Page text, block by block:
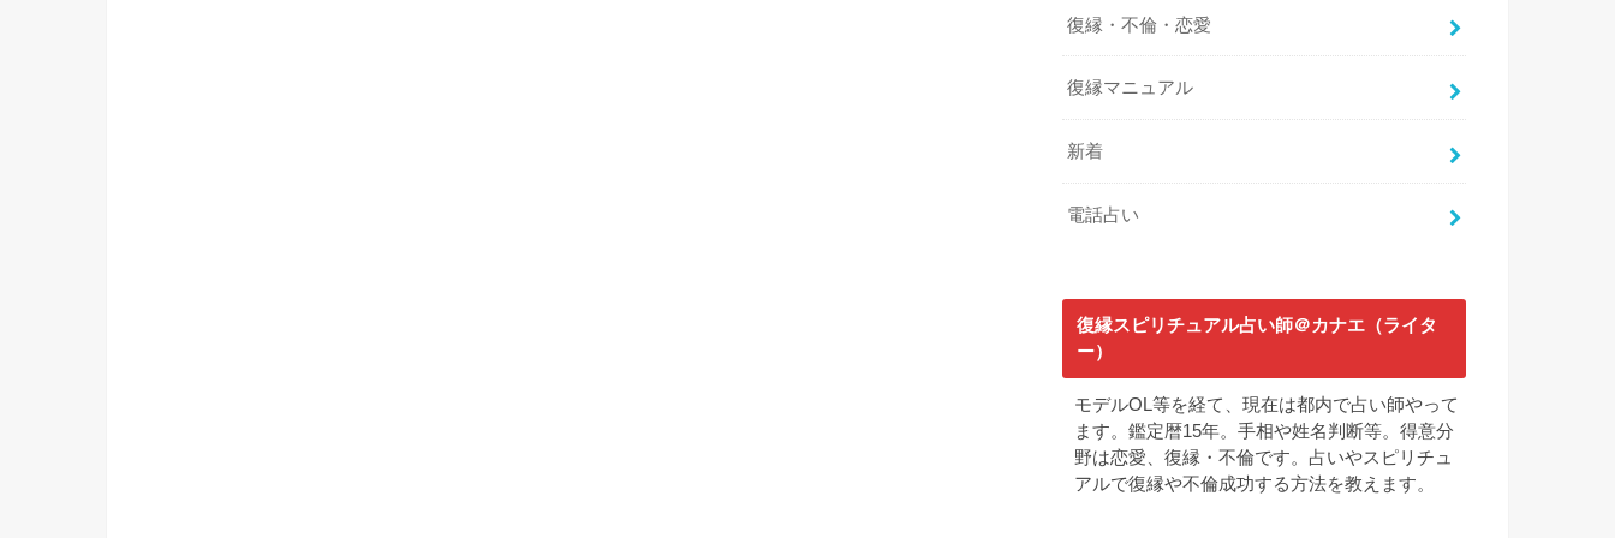
復縁・不倫・恋愛
復縁マニュアル
新着
電話占い
復縁スピリチュアル占い師＠カナエ（ライタ
ー）
モデルOL等を経て、現在は都内で占い師やって
ます。鑑定暦15年。手相や姓名判断等。得意分
野は恋愛、復縁・不倫です。占いやスピリチュ
アルで復縁や不倫成功する方法を教えます。